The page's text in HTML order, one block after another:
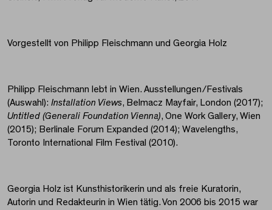
Vorgestellt von Philipp Fleischmann und Georgia Holz
Philipp Fleischmann lebt in Wien. Ausstellungen/Festivals
(Auswahl): Installation Views, Belmacz Mayfair, London (2017);
Untitled (Generali Foundation Vienna), One Work Gallery, Wien
(2015); Berlinale Forum Expanded (2014); Wavelengths,
Toronto International Film Festival (2010).
Georgia Holz ist Kunsthistorikerin und als freie Kuratorin,
Autorin und Redakteurin in Wien tätig. Von 2006 bis 2015 war